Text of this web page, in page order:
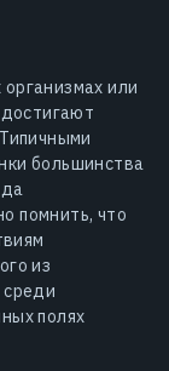
или
большинства
помнить, что
из
среди
полях